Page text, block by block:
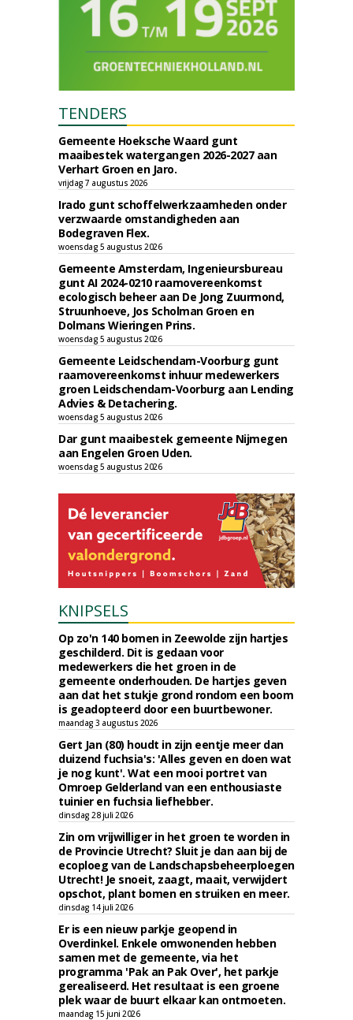
TENDERS
Gemeente Hoeksche Waard gunt
maaibestek watergangen 2026-2027 aan
Verhart Groen en Jaro.
vrijdag 7 augustus 2026
Irado gunt schoffelwerkzaamheden onder
verzwaarde omstandigheden aan
Bodegraven Flex.
woensdag 5 augustus 2026
Gemeente Amsterdam, Ingenieursbureau
gunt AI 2024-0210 raamovereenkomst
ecologisch beheer aan De Jong Zuurmond,
Struunhoeve, Jos Scholman Groen en
Dolmans Wieringen Prins.
woensdag 5 augustus 2026
Gemeente Leidschendam-Voorburg gunt
raamovereenkomst inhuur medewerkers
groen Leidschendam-Voorburg aan Lending
Advies & Detachering.
woensdag 5 augustus 2026
Dar gunt maaibestek gemeente Nijmegen
aan Engelen Groen Uden.
woensdag 5 augustus 2026
KNIPSELS
Op zo'n 140 bomen in Zeewolde zijn hartjes
geschilderd. Dit is gedaan voor
medewerkers die het groen in de
gemeente onderhouden. De hartjes geven
aan dat het stukje grond rondom een boom
is geadopteerd door een buurtbewoner.
maandag 3 augustus 2026
Gert Jan (80) houdt in zijn eentje meer dan
duizend fuchsia's: 'Alles geven en doen wat
je nog kunt'. Wat een mooi portret van
Omroep Gelderland van een enthousiaste
tuinier en fuchsia liefhebber.
dinsdag 28 juli 2026
Zin om vrijwilliger in het groen te worden in
de Provincie Utrecht? Sluit je dan aan bij de
ecoploeg van de Landschapsbeheerploegen
Utrecht! Je snoeit, zaagt, maait, verwijdert
opschot, plant bomen en struiken en meer.
dinsdag 14 juli 2026
Er is een nieuw parkje geopend in
Overdinkel. Enkele omwonenden hebben
samen met de gemeente, via het
programma 'Pak an Pak Over', het parkje
gerealiseerd. Het resultaat is een groene
plek waar de buurt elkaar kan ontmoeten.
maandag 15 juni 2026